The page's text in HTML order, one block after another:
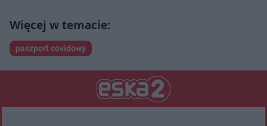
paszport covidowy